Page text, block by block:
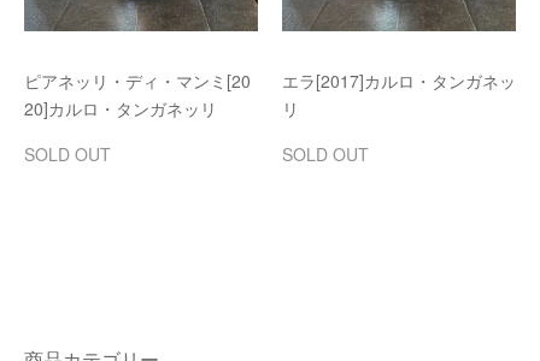
ピアネッリ・ディ・マンミ[20
20]カルロ・タンガネッリ
SOLD OUT
エラ[2017]カルロ・タンガネッ
リ
SOLD OUT